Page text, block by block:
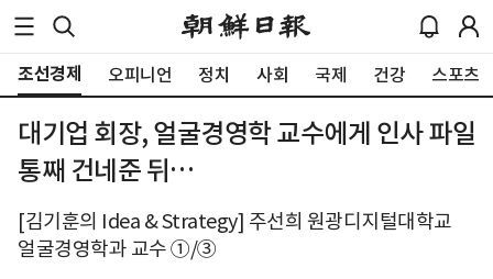
조선경제 오피니언 정치 사회 국제 건강 스포츠
대기업 회장, 얼굴경영학 교수에게 인사 파일
통째 건네준 뒤…
[김기훈의 Idea & Strategy] 주선희 원광디지털대학교
얼굴경영학과 교수 ①/③